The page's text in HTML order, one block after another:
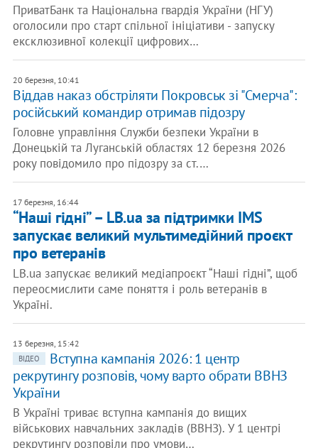
ПриватБанк та Національна гвардія України (НГУ)
оголосили про старт спільної ініціативи - запуску
ексклюзивної колекції цифрових…
20 березня, 10:41
Віддав наказ обстріляти Покровськ зі "Смерча":
російський командир отримав підозру
Головне управління Служби безпеки України в
Донецькій та Луганській областях 12 березня 2026
року повідомило про підозру за ст.…
17 березня, 16:44
“Наші гідні” – LB.ua за підтримки IMS
запускає великий мультимедійний проєкт
про ветеранів
LB.ua запускає великий медіапроєкт “Наші гідні”, щоб
переосмислити саме поняття і роль ветеранів в
Україні.
13 березня, 15:42
ВІДЕО
Вступна кампанія 2026: 1 центр
рекрутингу розповів, чому варто обрати ВВНЗ
України
В Україні триває вступна кампанія до вищих
військових навчальних закладів (ВВНЗ). У 1 центрі
рекрутингу розповіли про умови…